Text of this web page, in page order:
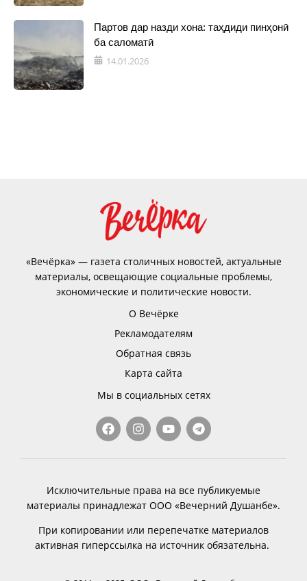
Партов дар назди хона: таҳдиди пинҳонӣ
ба саломатӣ
14.01.2026
«Вечёрка» — газета столичных новостей, актуальные
материалы, освещающие социальные проблемы,
экономические и политические новости.
О Вечёрке
Рекламодателям
Обратная связь
Карта сайта
Мы в социальных сетях
Исключительные права на все публикуемые
материалы принадлежат ООО «Вечерний Душанбе».
При копировании или перепечатке материалов
активная гиперссылка на источник обязательна.